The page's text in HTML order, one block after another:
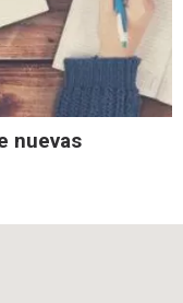
nuevas